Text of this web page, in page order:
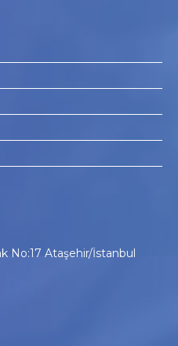
No:17 Ataşehir/İstanbul